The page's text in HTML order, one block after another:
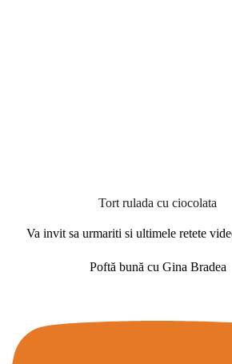
Tort rulada cu ciocolata
Va invit sa urmariti si ultimele retete
Poftă bună cu Gina Bradea